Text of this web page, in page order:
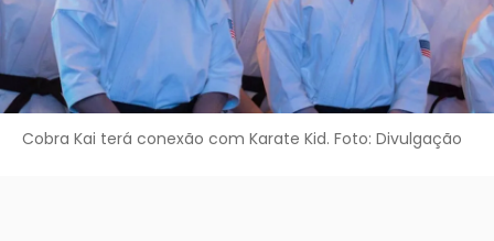
Cobra Kai terá conexão com Karate Kid. Foto: Divulgação